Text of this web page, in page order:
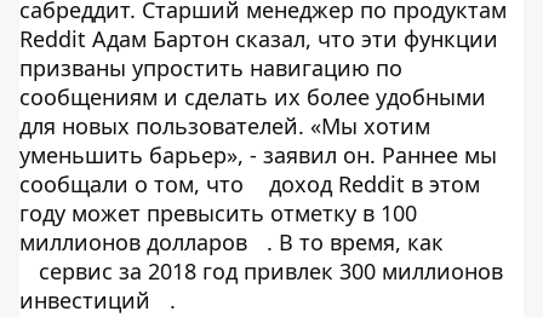
сабреддит. Старший менеджер по продуктам
Reddit Адам Бартон сказал, что эти функции
призваны упростить навигацию по
сообщениям и сделать их более удобными
для новых пользователей. «Мы хотим
уменьшить барьер», - заявил он. Раннее мы
сообщали о том, что
доход Reddit в этом
году может превысить отметку в 100
миллионов долларов
. В то время, как
сервис за 2018 год привлек 300 миллионов
инвестиций
.